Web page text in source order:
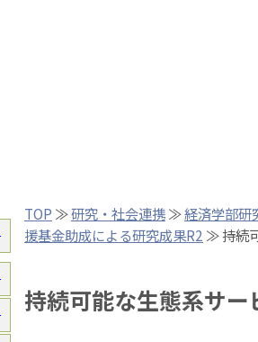
TOP ≫研究・社会連携≫経済学部研
援基金助成による研究成果R2 ≫ 持続
持続可能な生態系サ